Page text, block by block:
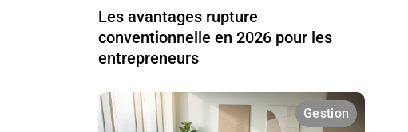
Les avantages rupture
conventionnelle en 2026 pour les
entrepreneurs
Gestion